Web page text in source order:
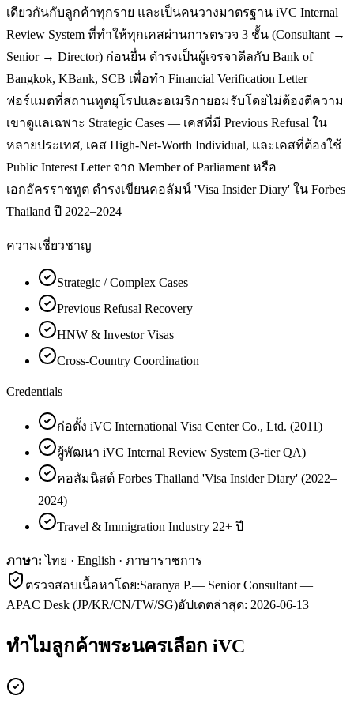
เดียวกันกับลูกค้าทุกราย และเป็นคนวางมาตรฐาน iVC Internal
Review System ที่ทำให้ทุกเคสผ่านการตรวจ 3 ชั้น (Consultant →
Senior → Director) ก่อนยื่น ดำรงเป็นผู้เจรจาดีลกับ Bank of
Bangkok, KBank, SCB เพื่อทำ Financial Verification Letter
ฟอร์แมตที่สถานทูตยุโรปและอเมริกายอมรับโดยไม่ต้องตีความ
เขาดูแลเฉพาะ Strategic Cases — เคสที่มี Previous Refusal ใน
หลายประเทศ, เคส High-Net-Worth Individual, และเคสที่ต้องใช้
Public Interest Letter จาก Member of Parliament หรือ
เอกอัครราชทูต ดำรงเขียนคอลัมน์ 'Visa Insider Diary' ใน Forbes
Thailand ปี 2022–2024
ความเชี่ยวชาญ
Strategic / Complex Cases
Previous Refusal Recovery
HNW & Investor Visas
Cross-Country Coordination
Credentials
ก่อตั้ง iVC International Visa Center Co., Ltd. (2011)
ผู้พัฒนา iVC Internal Review System (3-tier QA)
คอลัมนิสต์ Forbes Thailand 'Visa Insider Diary' (2022–
2024)
Travel & Immigration Industry 22+ ปี
ภาษา: ไทย · English · ภาษาราชการ
ตรวจสอบเนื้อหาโดย:Saranya P.— Senior Consultant —
APAC Desk (JP/KR/CN/TW/SG)อัปเดตล่าสุด: 2026-06-13
ทำไมลูกค้าพระนครเลือก iVC